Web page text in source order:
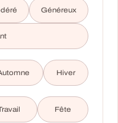
Généreux
Hiver
Fête